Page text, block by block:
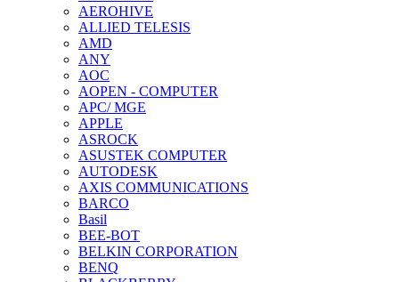
AEROHIVE
ALLIED TELESIS
AMD
ANY
AOC
AOPEN - COMPUTER
APC/ MGE
APPLE
ASROCK
ASUSTEK COMPUTER
AUTODESK
AXIS COMMUNICATIONS
BARCO
Basil
BEE-BOT
BELKIN CORPORATION
BENQ